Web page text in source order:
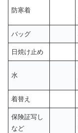
防寒着
バッグ
日焼け止め
水
着替え
保険証写し
など